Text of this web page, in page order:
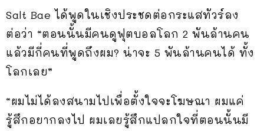
Salt Bae ได้พูดในเชิงประชดต่อกระแสทัวร์ลง
ต่อว่า “ตอนนั้นมีคนดูฟุตบอลโลก 2 พันล้านคน
แล้วมีกี่คนที่พูดถึงผม? น่าจะ 5 พันล้านคนได้ ทั้ง
โลกเลย”
“ผมไม่ได้ลงสนามไปเพื่อตั้งใจจะโฆษณา ผมแค่
รู้สึกอยากลงไป ผมเลยรู้สึกแปลกใจที่ตอนนั้นมี